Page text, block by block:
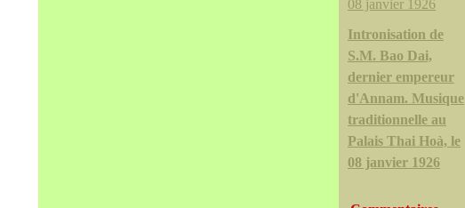
Intronisation de
S.M. Bao Dai,
dernier empereur
d'Annam. Musique
traditionnelle au
Palais Thai Hoà, le
08 janvier 1926